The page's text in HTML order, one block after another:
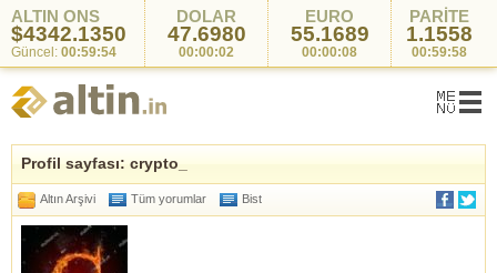
ALTIN ONS
$4342.1350
Güncel: 00:59:54
DOLAR
47.6980
00:00:02
EURO
55.1689
00:00:08
PARİTE
1.1558
00:59:58
Profil sayfası: crypto_
Altın Arşivi Tüm yorumlar Bist